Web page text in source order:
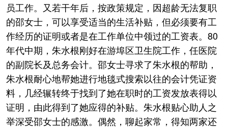
员工作。又若干年后，按政策规定，因超龄无法复职
的邵女士，可以享受适当的生活补贴，但必须要有工
作经历的证明或者是在工作单位中领过的工资表。80
年代中期，朱水根刚好在游埠区卫生院工作，任医院
的副院长及总务会计。邵女士寻求了朱水根的帮助，
朱水根耐心地帮她进行地毯式搜索以往的会计凭证资
料，几经辗转终于找到了她在职时的工资发放表得以
证明，由此得到了她应得的补贴。朱水根贴心助人之
举深受邵女士的感激。偶然，聊起家常，得知两家还